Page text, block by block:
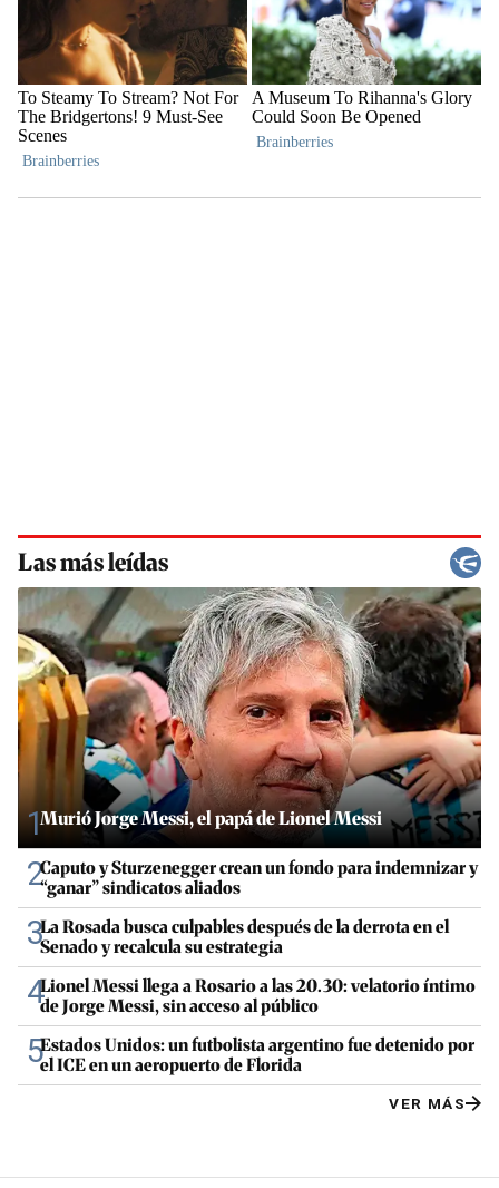
Las más leídas
1Murió Jorge Messi, el papá de Lionel Messi
2Caputo y Sturzenegger crean un fondo para indemnizar y
“ganar” sindicatos aliados
3La Rosada busca culpables después de la derrota en el
Senado y recalcula su estrategia
4Lionel Messi llega a Rosario a las 20.30: velatorio íntimo
de Jorge Messi, sin acceso al público
5Estados Unidos: un futbolista argentino fue detenido por
el ICE en un aeropuerto de Florida
VER MÁS